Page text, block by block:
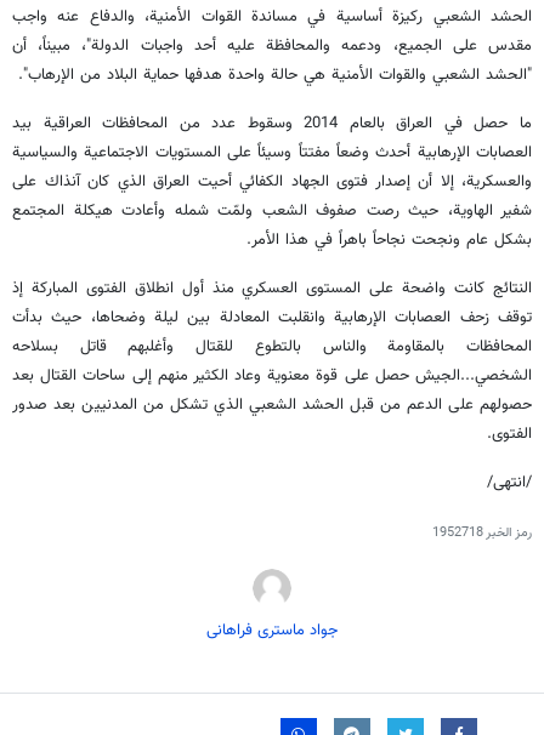
الحشد الشعبي ركيزة أساسية في مساندة القوات الأمنية، والدفاع عنه واجب
مقدس على الجميع، ودعمه والمحافظة عليه أحد واجبات الدولة"، مبيناً، أن
"الحشد الشعبي والقوات الأمنية هي حالة واحدة هدفها حماية البلاد من الإرهاب".
ما حصل في العراق بالعام 2014 وسقوط عدد من المحافظات العراقية بيد
العصابات الإرهابية أحدث وضعاً مفتتاً وسيئاً على المستويات الاجتماعية والسياسية
والعسكرية، إلا أن إصدار فتوى الجهاد الكفائي أحيت العراق الذي كان آنذاك على
شفير الهاوية، حيث رصت صفوف الشعب ولمّت شمله وأعادت هيكلة المجتمع
بشكل عام ونجحت نجاحاً باهراً في هذا الأمر.
النتائج كانت واضحة على المستوى العسكري منذ أول انطلاق الفتوى المباركة إذ
توقف زحف العصابات الإرهابية وانقلبت المعادلة بين ليلة وضحاها، حيث بدأت
المحافظات بالمقاومة والناس بالتطوع للقتال وأغلبهم قاتل بسلاحه
الشخصي...الجيش حصل على قوة معنوية وعاد الكثير منهم إلى ساحات القتال بعد
حصولهم على الدعم من قبل الحشد الشعبي الذي تشكل من المدنيين بعد صدور
الفتوى.
/انتهى/
رمز الخبر1952718
جواد ماستری فراهانی